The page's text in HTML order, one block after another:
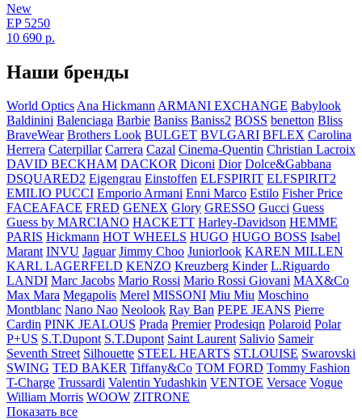
New
EP 5250
10 690 р.
Наши бренды
World OpticsAna HickmannARMANI EXCHANGE Babylook
Baldinini Balenciaga Barbie Baniss Baniss2 BOSS benetton Bliss
BraveWear Brothers Look BULGET BVLGARI BFLEX Carolina
Herrera Caterpillar Carrera Cazal Cinema-Quentin Christian Lacroix
DAVID BECKHAM DACKOR Diconi Dior Dolce&Gabbana
DSQUARED2 Eigengrau Einstoffen ELFSPIRIT ELFSPIRIT2
EMILIO PUCCI Emporio Armani Enni Marco Estilo Fisher Price
FACEAFACE FRED GENEX Glory GRESSO Gucci Guess
Guess by MARCIANO HACKETT Harley-Davidson HEMME
PARIS Hickmann HOT WHEELS HUGO HUGO BOSS Isabel
Marant INVU Jaguar Jimmy Choo Juniorlook KAREN MILLEN
KARL LAGERFELD KENZO Kreuzberg Kinder L.Riguardo
LANDI Marc Jacobs Mario Rossi Mario Rossi Giovani MAX&Co
Max Mara Megapolis Merel MISSONI Miu Miu Moschino
Montblanc Nano Nao Neolook Ray Ban PEPE JEANS Pierre
Cardin PINK JEALOUS Prada Premier Prodesiqn Polaroid Polar
P+US S.T.Dupont S.T.Dupont Saint Laurent Salivio Sameir
Seventh Street Silhouette STEEL HEARTS ST.LOUISE Swarovski
SWING TED BAKER Tiffany&Co TOM FORD Tommy Fashion
T-Charge Trussardi Valentin Yudashkin VENTOE Versace Vogue
William Morris WOOW ZITRONE
Показать все